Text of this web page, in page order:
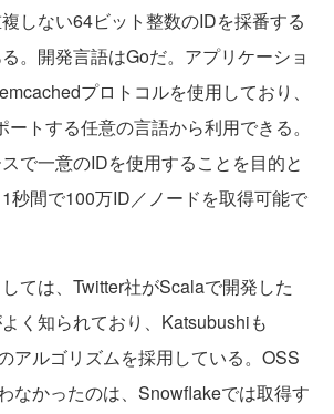
しない64ビット整数のIDを採番する
。開発言語はGoだ。アプリケーショ
プロトコルを使用しており、
トする任意の言語から利用できる。
で一意のIDを使用することを目的と
秒間で100万ID／ノードを取得可能で
ては、Twitter社がScalaで開発した
よく知られており、Katsubushiも
アルゴリズムを採用している。OSS
なかったのは、Snowflakeでは取得す